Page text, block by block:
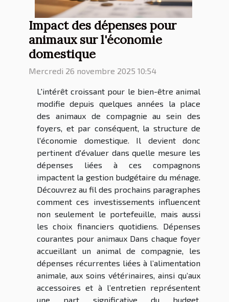
Impact des dépenses pour
animaux sur l'économie
domestique
Mercredi 26 novembre 2025 10:54
L'intérêt croissant pour le bien-être animal
modifie depuis quelques années la place
des animaux de compagnie au sein des
foyers, et par conséquent, la structure de
l'économie domestique. Il devient donc
pertinent d'évaluer dans quelle mesure les
dépenses liées à ces compagnons
impactent la gestion budgétaire du ménage.
Découvrez au fil des prochains paragraphes
comment ces investissements influencent
non seulement le portefeuille, mais aussi
les choix financiers quotidiens. Dépenses
courantes pour animaux Dans chaque foyer
accueillant un animal de compagnie, les
dépenses récurrentes liées à l’alimentation
animale, aux soins vétérinaires, ainsi qu’aux
accessoires et à l’entretien représentent
une part significative du budget.